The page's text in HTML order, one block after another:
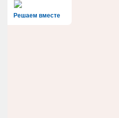
Решаем вместе